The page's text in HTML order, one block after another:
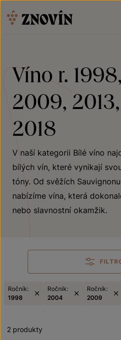
Víno r.
2009,
2018
V naší kategorii Bílé víno
bílých vín, které vynikají
tóny. Od svěžích
nabízíme vína, která
nebo slavnostní okamžik.
Ročník:
1998
Ročník:
2004
Ročník:
2009
2 produkty